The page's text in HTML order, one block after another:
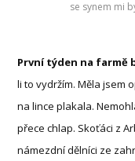
se synem mi
První týden na farmě
li to vydržím. Měla jsem
na lince plakala.
přece chlap. Skoťáci z
námezdní dělníci ze